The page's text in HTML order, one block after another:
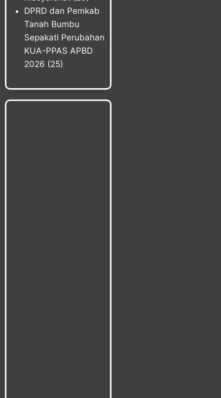
DPRD dan Pemkab
Tanah Bumbu
Sepakati Perubahan
KUA-PPAS APBD
2026 (25)